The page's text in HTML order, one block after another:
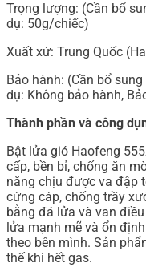
Trọng lượng: (Cần bổ
dụ: 50g/chiếc)
Xuất xứ: Trung Quốc
Bảo hành: (Cần bổ
dụ: Không bảo hành,
Thành phần và công
Bật lửa gió Haofeng
cấp, bền bỉ, chống ăn
năng chịu được va đập
cứng cáp, chống trầy
bằng đá lửa và van
lửa mạnh mẽ và ổn
theo bên mình. Sản
thế khi hết gas.